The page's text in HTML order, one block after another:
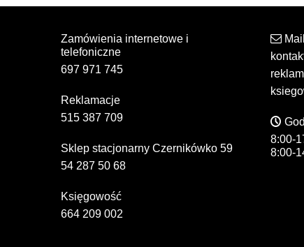
Zamówienia internetowe i
telefoniczne
697 971 745
Reklamacje
515 387 709
Sklep stacjonarny Czernikówko 59
54 287 50 68
Księgowość
664 209 002
Mail
8:00-
8:00-